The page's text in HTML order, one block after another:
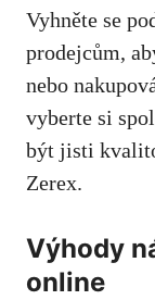
Vyhněte se
prodejcům,
nebo
vyberte si
být jisti
Zerex.
Výhody
online